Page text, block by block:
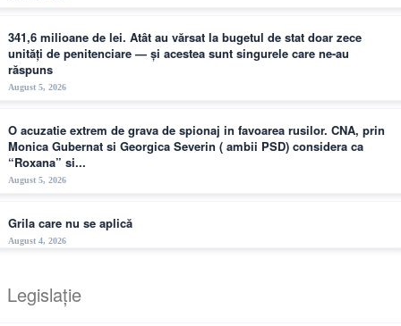
341,6 milioane de lei. Atât au vărsat la bugetul de stat doar zece
unități de penitenciare — și acestea sunt singurele care ne-au
răspuns
August 5, 2026
O acuzatie extrem de grava de spionaj in favoarea rusilor. CNA, prin
Monica Gubernat si Georgica Severin ( ambii PSD) considera ca
“Roxana” si...
August 5, 2026
Grila care nu se aplică
August 4, 2026
Legislație